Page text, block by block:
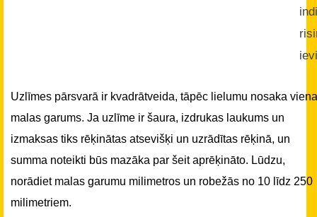
Uzlīmes pārsvarā ir kvadrātveida, tāpēc lielumu nosaka
malas garums. Ja uzlīme ir šaura, izdrukas laukums un
izmaksas tiks rēķinātas atsevišķi un uzrādītas rēķinā, un
summa noteikti būs mazāka par šeit aprēķināto. Lūdzu,
norādiet malas garumu milimetros un robežās no 10 līdz 250
milimetriem.